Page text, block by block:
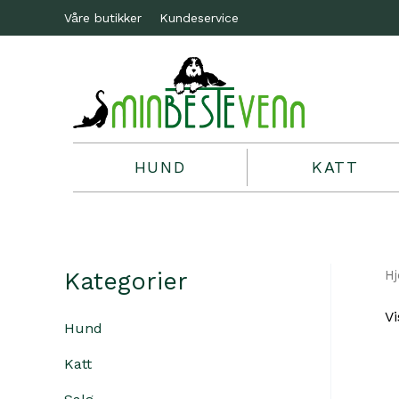
Våre butikker Kundeservice
HUND KATT
Kategorier
Hund
Katt